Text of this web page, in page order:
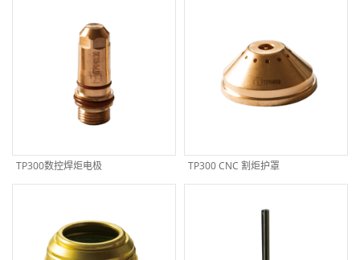
TP300数控焊炬电极 TP300 CNC 割炬护罩